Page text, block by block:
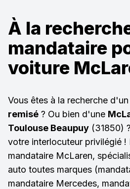
À la
mandataire
voiture
Vous êtes à la recherche d'un
remisé ? Ou bien d'une
Toulouse Beaupuy (31850)
votre interlocuteur privilégié !
mandataire McLaren,
auto toutes marques
mandataire Mercedes,